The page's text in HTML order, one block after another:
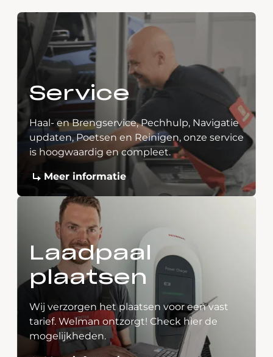
Service
Haal- en Brengservice, Pechhulp, Navigatie
updaten, Poetsen en Reinigen, onze service
is hoogwaardig en compleet.
Meer informatie
Laadpaal
plaatsen
Wij verzorgen het plaatsen voor een vast
tarief. Welman ontzorgt! Check hier de
mogelijkheden.